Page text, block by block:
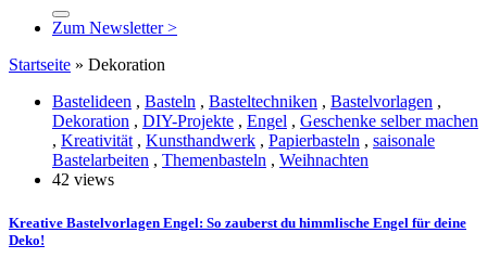
Zum Newsletter >
Startseite » Dekoration
Bastelideen , Basteln , Basteltechniken , Bastelvorlagen ,
Dekoration , DIY-Projekte , Engel , Geschenke selber machen
, Kreativität, Kunsthandwerk , Papierbasteln , saisonale
Bastelarbeiten , Themenbasteln , Weihnachten
42 views
Kreative Bastelvorlagen Engel: So zauberst du himmlische Engel für deine
Deko!